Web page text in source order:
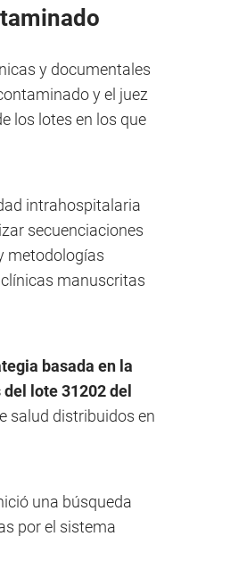
y documentales
y el juez
los lotes en los que
intrahospitalaria
secuenciaciones
metodologías
manuscritas
basada en la
lote 31202 del
salud distribuidos en
una búsqueda
por el sistema